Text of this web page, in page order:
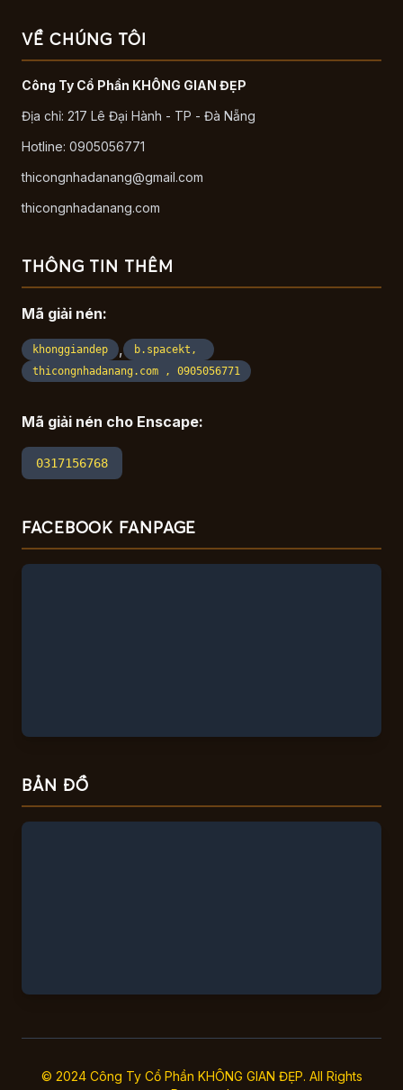
VỀ CHÚNG TÔI
Công Ty Cổ Phần KHÔNG GIAN ĐẸP
Địa chỉ: 217 Lê Đại Hành - TP - Đà Nẵng
Hotline: 0905056771
thicongnhadanang@gmail.com
thicongnhadanang.com
THÔNG TIN THÊM
Mã giải nén:
khonggiandep ,
b.spacekt,
thicongnhadanang.com , 0905056771
Mã giải nén cho Enscape:
0317156768
FACEBOOK FANPAGE
BẢN ĐỒ
© 2024 Công Ty Cổ Phần KHÔNG GIAN ĐẸP. All Rights